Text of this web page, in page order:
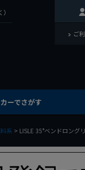
ご
ーでさがす
系 LISLE 35°ベンドロング